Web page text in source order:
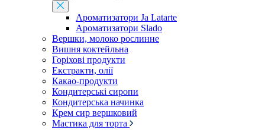
Ароматизатори Ja Latarte
Ароматизатори Slado
Вершки, молоко рослинне
Вишня коктейльна
Горіхові продукти
Екстракти, олії
Какао-продукти
Кондитерські сиропи
Кондитерська начинка
Крем сир вершковий
Мастика для торта